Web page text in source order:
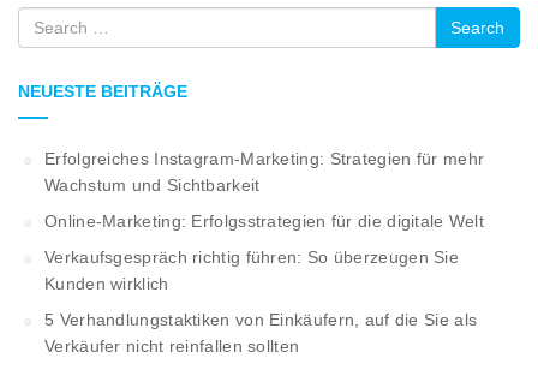
Search
NEUESTE BEITRÄGE
Erfolgreiches Instagram-Marketing: Strategien für mehr
Wachstum und Sichtbarkeit
Online-Marketing: Erfolgsstrategien für die digitale Welt
Verkaufsgespräch richtig führen: So überzeugen Sie
Kunden wirklich
5 Verhandlungstaktiken von Einkäufern, auf die Sie als
Verkäufer nicht reinfallen sollten